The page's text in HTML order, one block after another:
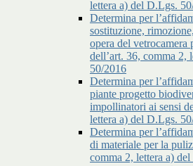
lettera a) del D.Lgs.
Determina per
sostituzione,
opera del vetrocamera
dell’art. 36, comma 2,
50/2016
Determina per
piante progetto
impollinatori ai sensi
lettera a) del D.Lgs.
Determina per
di materiale per la
comma 2, lettera a)